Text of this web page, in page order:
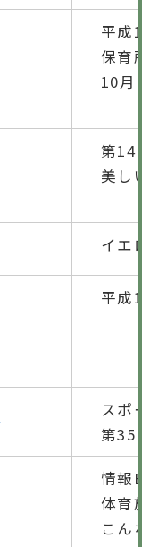
平成
保育
10月
第14
美し
イエ
平成
スポ
第35
情報
体育
こ